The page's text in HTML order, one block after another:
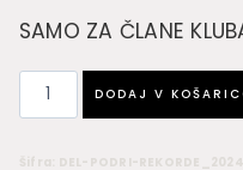
SAMO ZA ČLANE
Akcijska
delavnica:
DODAJ V